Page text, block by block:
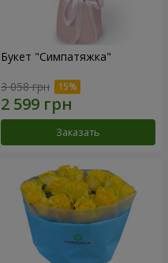
Букет "Симпатяжка"
3 058 грн
Заказать